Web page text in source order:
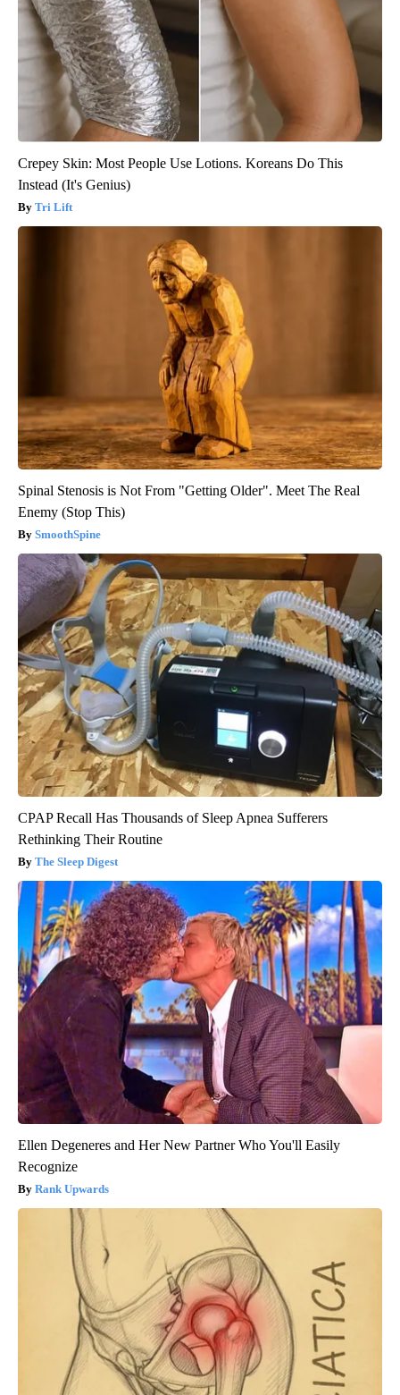
Crepey Skin: Most People Use Lotions. Koreans Do This
Instead (It's Genius)
Tri Lift
Spinal Stenosis is Not From "Getting Older". Meet The Real
Enemy (Stop This)
SmoothSpine
CPAP Recall Has Thousands of Sleep Apnea Sufferers
Rethinking Their Routine
The Sleep Digest
Ellen Degeneres and Her New Partner Who You'll Easily
Recognize
Rank Upwards